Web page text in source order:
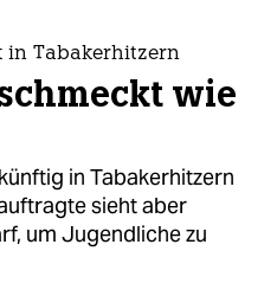
in Tabakerhitzern
wie
in Tabakerhitzern
sieht aber
um Jugendliche zu